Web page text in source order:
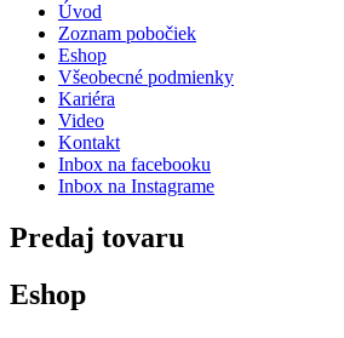
Úvod
Zoznam pobočiek
Eshop
Všeobecné podmienky
Kariéra
Video
Kontakt
Inbox na facebooku
Inbox na Instagrame
Predaj tovaru
Eshop